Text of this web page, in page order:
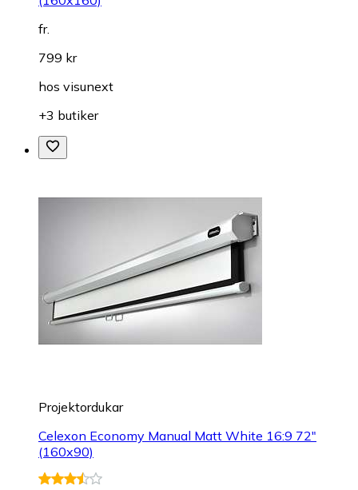
fr.
799 kr
hos visunext
+3 butiker
Projektordukar
Celexon Economy Manual Matt White 16:9 72"
(160x90)